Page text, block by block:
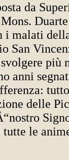
da
i malati
San
più
anni
delle
tutte le